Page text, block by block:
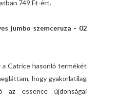
749 Ft-ért.
jumbo szemceruza - 02
a Catrice hasonló termékét
hogy gyakorlatilag
az essence újdonságai